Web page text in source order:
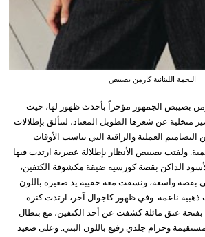
النجمة اللبنانية كارمن بصيبص
بصيبص الجمهور مؤخراً بأحدث ظهور لها، حيث
متخلية عن شعرها الطويل المعتاد، لتتألق بإطلالات
العملية والراقية التي تناسب الأوقات
ولفتت بصيبص الأنظار بإطلالة عصرية ارتدت فيها
الداكن بقصة كورسيه ضيقة مكشوفة الكتفين،
بقصة واسعة، ونسقت معه حقيبة يد صغيرة باللون
ذهبية ناعمة. وفي ظهور كاجوال آخر، ارتدت كنزة
بفتحة عنق مائلة كشفت عن أحد الكتفين، مع بنطال
وحزام جلدي رفيع باللون البني. وعلى صعيد